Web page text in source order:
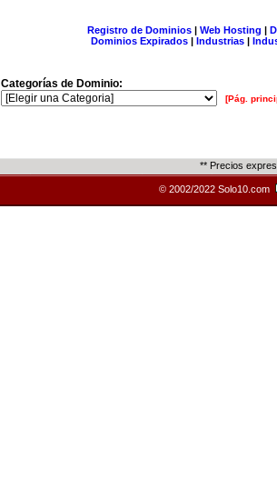
Registro de Dominios| Web Hosting |
Dominios Expirados | Industrias |
Categorías de Dominio:
[Pág.
** Precios
© 2002/2022 Solo10.com